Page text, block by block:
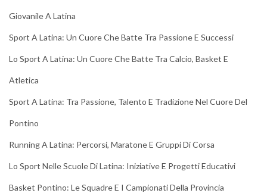
Giovanile A Latina
Sport A Latina: Un Cuore Che Batte Tra Passione E Successi
Lo Sport A Latina: Un Cuore Che Batte Tra Calcio, Basket E
Atletica
Sport A Latina: Tra Passione, Talento E Tradizione Nel Cuore Del
Pontino
Running A Latina: Percorsi, Maratone E Gruppi Di Corsa
Lo Sport Nelle Scuole Di Latina: Iniziative E Progetti Educativi
Basket Pontino: Le Squadre E I Campionati Della Provincia